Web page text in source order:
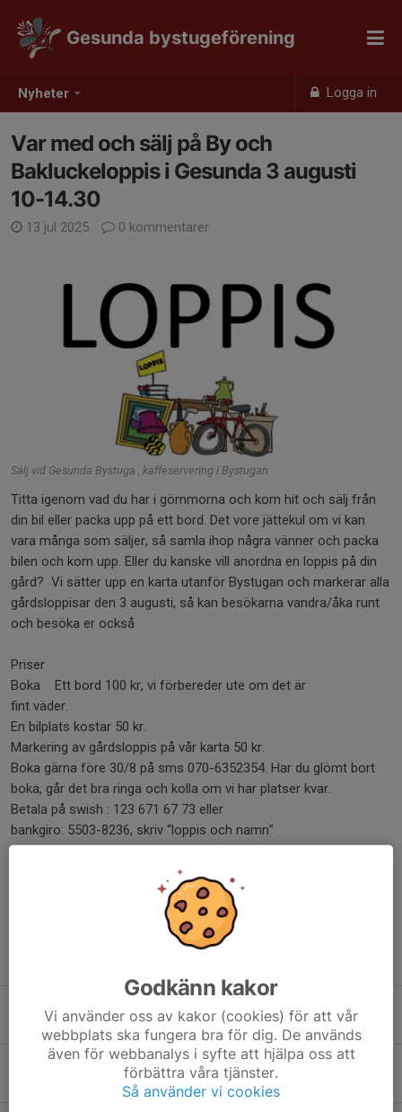
Nyheter Logga in
Gesunda bystugeförening
Var med och sälj på By och
Bakluckeloppis i Gesunda 3 augusti
10-14.30
13 jul 2025 0 kommentarer
Sälj vid Gesunda Bystuga , kaffeservering i Bystugan
Titta igenom vad du har i gömmorna och kom hit och sälj från
din bil eller packa upp på ett bord. Det vore jättekul om vi kan
vara många som säljer, så samla ihop några vänner och packa
bilen och kom upp. Eller du kanske vill anordna en loppis på din
gård? Vi sätter upp en karta utanför Bystugan och markerar alla
gårdsloppisar den 3 augusti, så kan besökarna vandra/åka runt
och besöka er också
Priser
Boka Ett bord 100 kr, vi förbereder ute om det är
fint väder.
En bilplats kostar 50 kr.
Markering av gårdsloppis på vår karta 50 kr.
Boka gärna före 30/8 på sms 070-6352354. Har du glömt bort
boka, går det bra ringa och kolla om vi har platser kvar.
Betala på swish : 123 671 67 73 eller
bankgiro: 5503-8236, skriv “loppis och namn”
5 aug, 12:30 0
KONSERT i minnet av Zorns spelmanstävling 120 år
17 jul, 12:24
Godkänn kakor
Vi använder oss av kakor (cookies) för att vår
webbplats ska fungera bra för dig. De används
även för webbanalys i syfte att hjälpa oss att
förbättra våra tjänster.
Så använder vi cookies